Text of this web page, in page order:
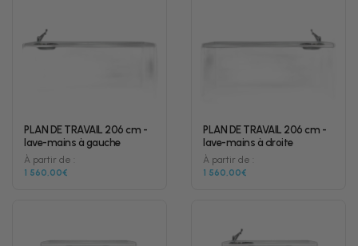
PLAN DE TRAVAIL 206 cm -
lave-mains à gauche
À partir de :
1 560,00€
PLAN DE TRAVAIL 206 cm -
lave-mains à droite
À partir de :
1 560,00€